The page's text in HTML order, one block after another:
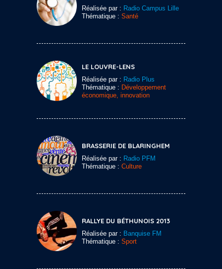
Réalisée par : Radio Campus Lille
Thématique : Santé
LE LOUVRE-LENS
Réalisée par : Radio Plus
Thématique : Développement
économique, innovation
BRASSERIE DE BLARINGHEM
Réalisée par : Radio PFM
Thématique : Culture
RALLYE DU BÉTHUNOIS 2013
Réalisée par : Banquise FM
Thématique : Sport